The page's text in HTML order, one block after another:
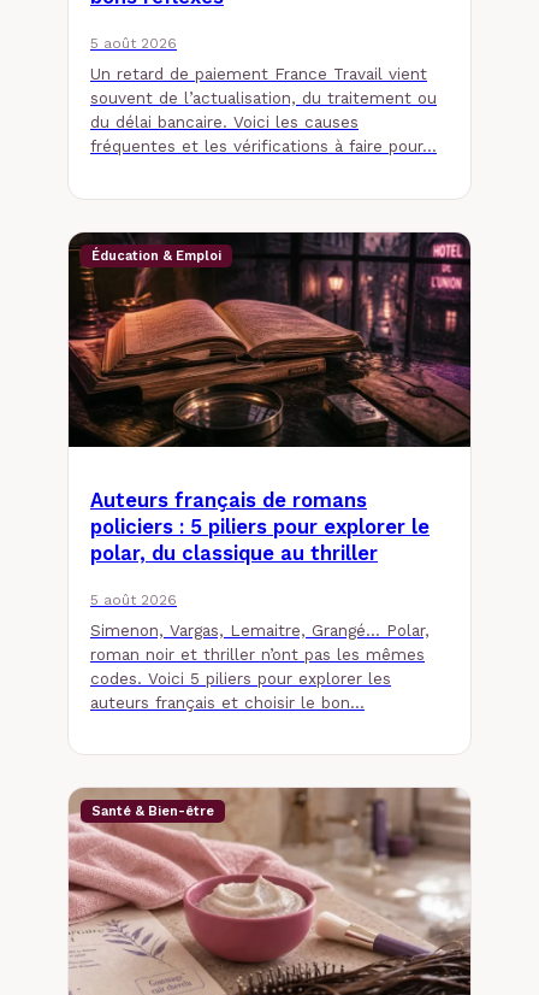
5 août 2026
Un retard de paiement France Travail vient
souvent de l’actualisation, du traitement ou
du délai bancaire. Voici les causes
fréquentes et les vérifications à faire pour…
Éducation & Emploi
Auteurs français de romans
policiers : 5 piliers pour explorer le
polar, du classique au thriller
5 août 2026
Simenon, Vargas, Lemaitre, Grangé… Polar,
roman noir et thriller n’ont pas les mêmes
codes. Voici 5 piliers pour explorer les
auteurs français et choisir le bon…
Santé & Bien-être